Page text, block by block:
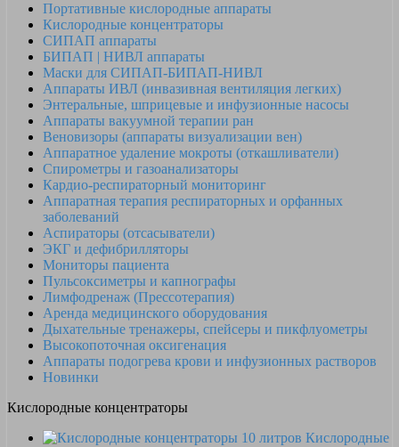
Портативные кислородные аппараты
Кислородные концентраторы
СИПАП аппараты
БИПАП | НИВЛ аппараты
Маски для СИПАП-БИПАП-НИВЛ
Аппараты ИВЛ (инвазивная вентиляция легких)
Энтеральные, шприцевые и инфузионные насосы
Аппараты вакуумной терапии ран
Веновизоры (аппараты визуализации вен)
Аппаратное удаление мокроты (откашливатели)
Спирометры и газоанализаторы
Кардио-респираторный мониторинг
Аппаратная терапия респираторных и орфанных
заболеваний
Аспираторы (отсасыватели)
ЭКГ и дефибрилляторы
Мониторы пациента
Пульсоксиметры и капнографы
Лимфодренаж (Прессотерапия)
Аренда медицинского оборудования
Дыхательные тренажеры, спейсеры и пикфлуометры
Высокопоточная оксигенация
Аппараты подогрева крови и инфузионных растворов
Новинки
Кислородные концентраторы
Кислородные